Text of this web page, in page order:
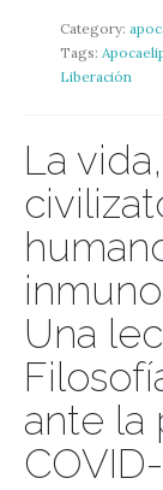
Category:
Tags:
Liberación
La
Una
ante la